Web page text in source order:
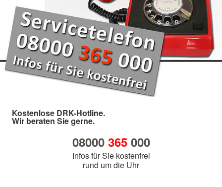
Kostenlose DRK-Hotline.
Wir beraten Sie gerne.
08000 365000
Infos für Sie kostenfrei
rund um die Uhr